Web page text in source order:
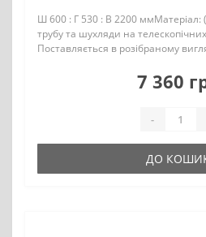
Ш 600 : Г 530 : В 2200
трубу та шухляди на
Поставляється в розібраному
7 360
-
ДО